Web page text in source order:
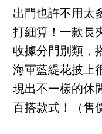
出門也許不用太
打細算！一款長
收據分門別類，
海軍藍緹花披上
現出不一樣的休
百搭款式！（售